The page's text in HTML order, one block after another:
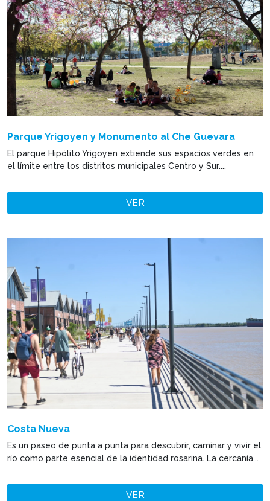
Parque Yrigoyen y Monumento al Che Guevara
El parque Hipólito Yrigoyen extiende sus espacios verdes en
el límite entre los distritos municipales Centro y Sur....
VER
Costa Nueva
Es un paseo de punta a punta para descubrir, caminar y vivir el
río como parte esencial de la identidad rosarina. La cercanía...
VER